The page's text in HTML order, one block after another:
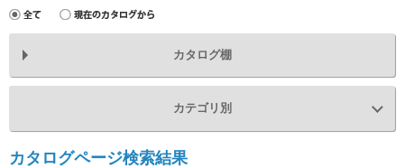
カタログ棚
カテゴリ別
カタログページ検索結果